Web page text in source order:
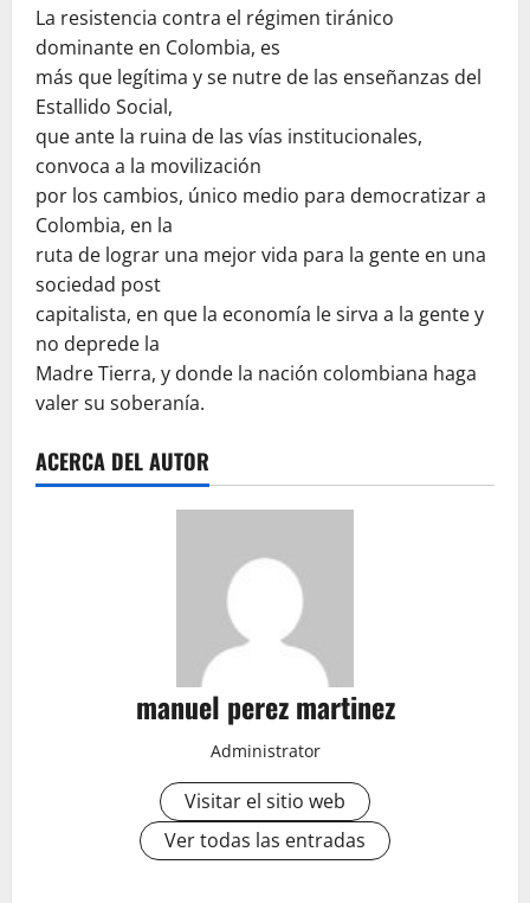
La resistencia contra el régimen tiránico
dominante en Colombia, es
más que legítima y se nutre de las enseñanzas del
Estallido Social,
que ante la ruina de las vías institucionales,
convoca a la movilización
por los cambios, único medio para democratizar a
Colombia, en la
ruta de lograr una mejor vida para la gente en una
sociedad post
capitalista, en que la economía le sirva a la gente y
no deprede la
Madre Tierra, y donde la nación colombiana haga
valer su soberanía.
ACERCA DEL AUTOR
manuel perez martinez
Administrator
Visitar el sitio web
Ver todas las entradas